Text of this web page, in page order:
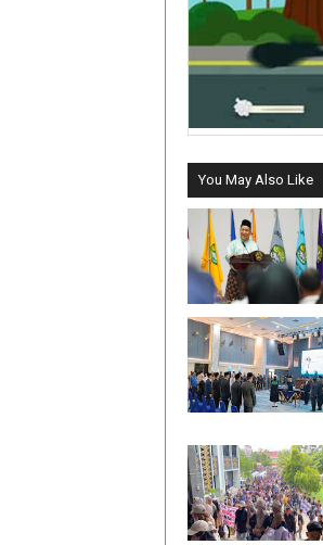
You May Also Like